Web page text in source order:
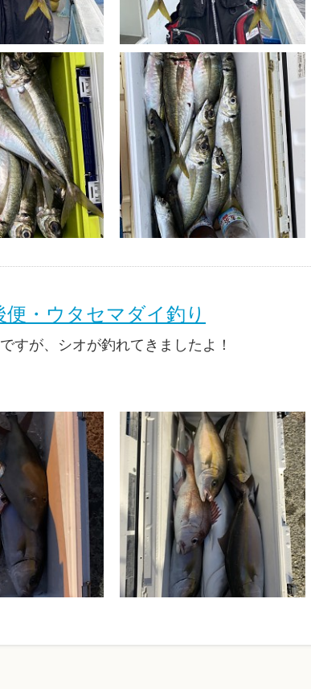
便・ウタセマダイ釣り
すが、シオが釣れてきましたよ！